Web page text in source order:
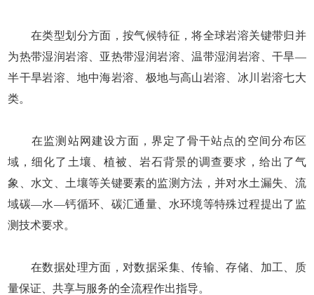
在类型划分方面，按气候特征，将全球岩溶关键带归并
为热带湿润岩溶、亚热带湿润岩溶、温带湿润岩溶、干旱—
半干旱岩溶、地中海岩溶、极地与高山岩溶、冰川岩溶七大
类。
在监测站网建设方面，界定了骨干站点的空间分布区
域，细化了土壤、植被、岩石背景的调查要求，给出了气
象、水文、土壤等关键要素的监测方法，并对水土漏失、流
域碳—水—钙循环、碳汇通量、水环境等特殊过程提出了监
测技术要求。
在数据处理方面，对数据采集、传输、存储、加工、质
量保证、共享与服务的全流程作出指导。